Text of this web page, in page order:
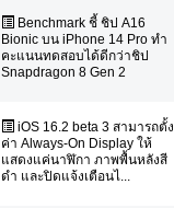
Benchmark ชี้ ชิป A16
Bionic บน iPhone 14 Pro ทำ
คะแนนทดสอบได้ดีกว่าชิป
Snapdragon 8 Gen 2
iOS 16.2 beta 3 สามารถตั้ง
ค่า Always-On Display ให้
แสดงแค่นาฬิกา ภาพพื้นหลังสี
ดำ และปิดแจ้งเตือนไ...